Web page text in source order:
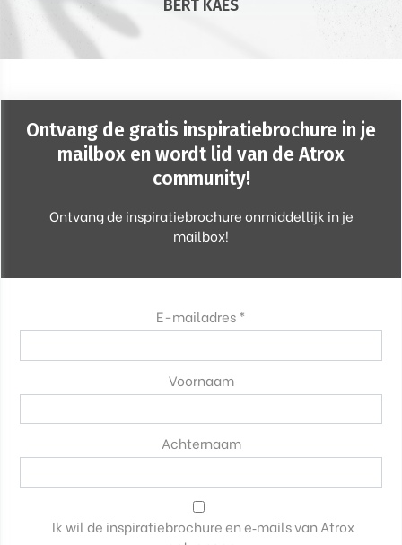
BERT KAES
Ontvang de gratis inspiratiebrochure in je
mailbox en wordt lid van de Atrox
community!
Ontvang de inspiratiebrochure onmiddellijk in je
mailbox!
E-mailadres *
Voornaam
Achternaam
Ik wil de inspiratiebrochure en e‑mails van Atrox